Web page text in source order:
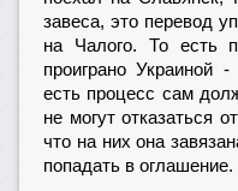
завеса, это перевод
на Чалого. То есть
проиграно Украиной
есть процесс сам
не могут отказаться
что на них она
попадать в оглашение.